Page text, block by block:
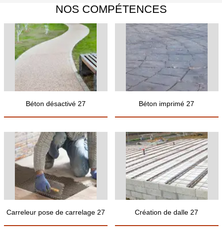
NOS COMPÉTENCES
Béton désactivé 27 Béton imprimé 27
Carreleur pose de carrelage 27 Création de dalle 27